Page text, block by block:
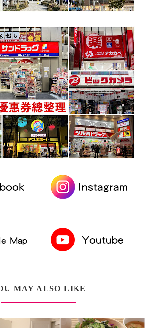
MAY ALSO LIKE